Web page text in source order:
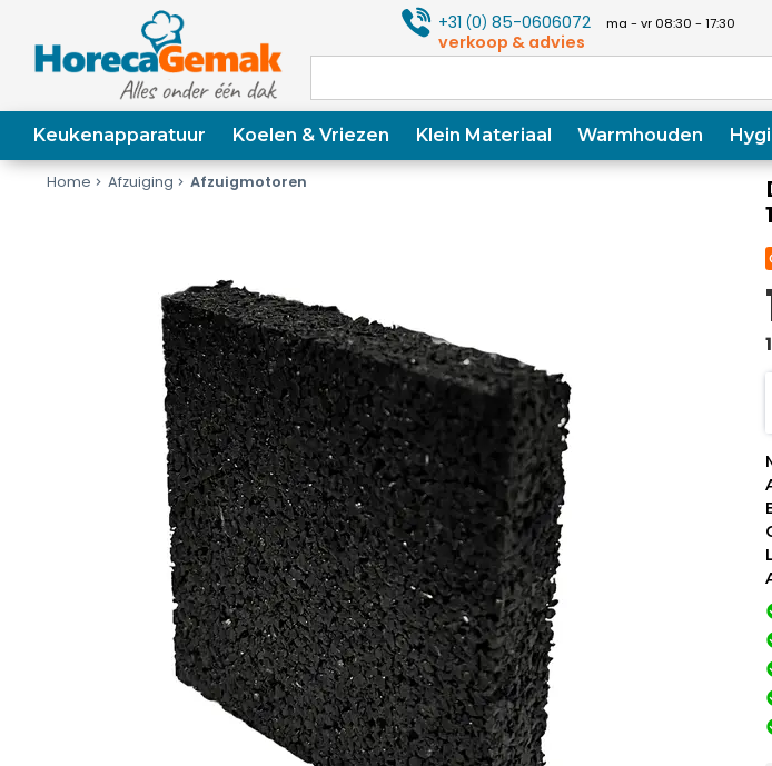
+31(0) 85-0606072 ma - vr 08:30 - 17:30
verkoop & advies
Keukenapparatuur Koelen & Vriezen Klein Materiaal Warmhouden
Home Afzuiging Afzuigmotoren